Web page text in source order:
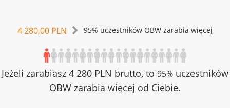
4 280,00 PLN 95% uczestników OBW zarabia więcej
Jeżeli zarabiasz 4 280 PLN brutto, to 95% uczestników
OBW zarabia więcej od Ciebie.